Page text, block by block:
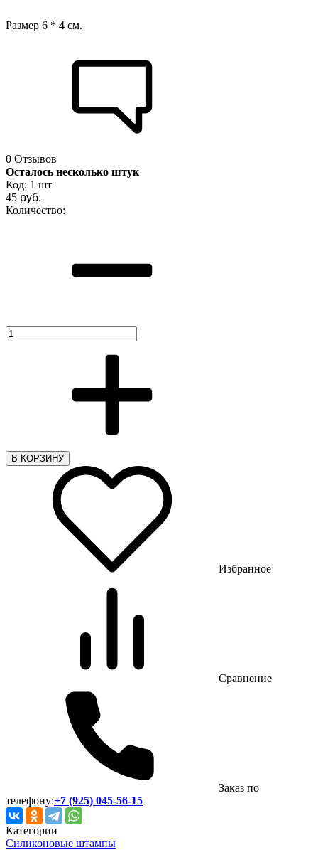
Размер 6 * 4 см.
0 Отзывов
Осталось несколько штук
Код: 1 шт
45 руб.
Количество:
В КОРЗИНУ
Избранное
Сравнение
Заказ по
телефону:+7 (925) 045-56-15
Категории
Силиконовые штампы